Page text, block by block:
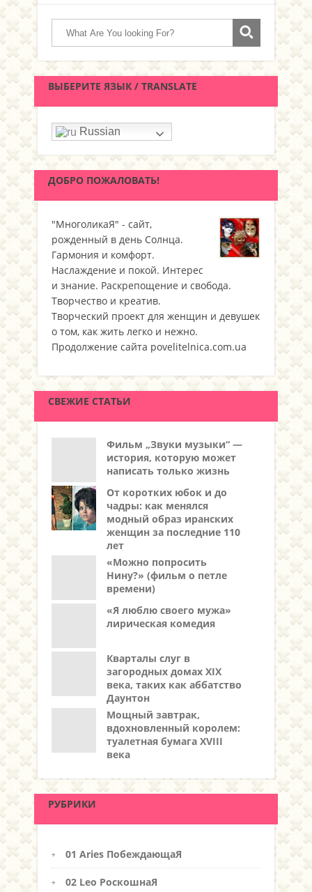
ВЫБЕРИТЕ ЯЗЫК / TRANSLATE
Russian
ДОБРО ПОЖАЛОВАТЬ!
"МноголикаЯ" - сайт,
рожденный в день Солнца.
Гармония и комфорт.
Наслаждение и покой. Интерес
и знание. Раскрепощение и свобода.
Творчество и креатив.
Творческий проект для женщин и девушек
о том, как жить легко и нежно.
Продолжение сайта povelitelnica.com.ua
СВЕЖИЕ СТАТЬИ
Фильм „Звуки музыки“ —
история, которую может
написать только жизнь
От коротких юбок и до
чадры: как менялся
модный образ иранских
женщин за последние 110
лет
«Можно попросить
Нину?» (фильм о петле
времени)
«Я люблю своего мужа»
лирическая комедия
Кварталы слуг в
загородных домах XIX
века, таких как аббатство
Даунтон
Мощный завтрак,
вдохновленный королем:
туалетная бумага XVIII
века
РУБРИКИ
01 Aries ПобеждающаЯ
02 Leo РоскошнаЯ